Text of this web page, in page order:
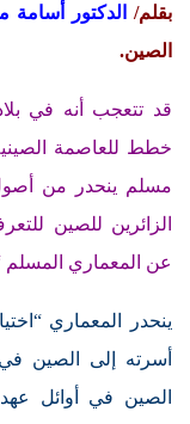
بقلم/ الدكتور أسامة
الصين.
قد تتعجب أنه في
خطط للعاصمة
مسلم ينحدر من
الزائرين للصين
عن المعماري المسلم
ينحدر المعماري
أسرته إلى الصين
الصين في أوائل